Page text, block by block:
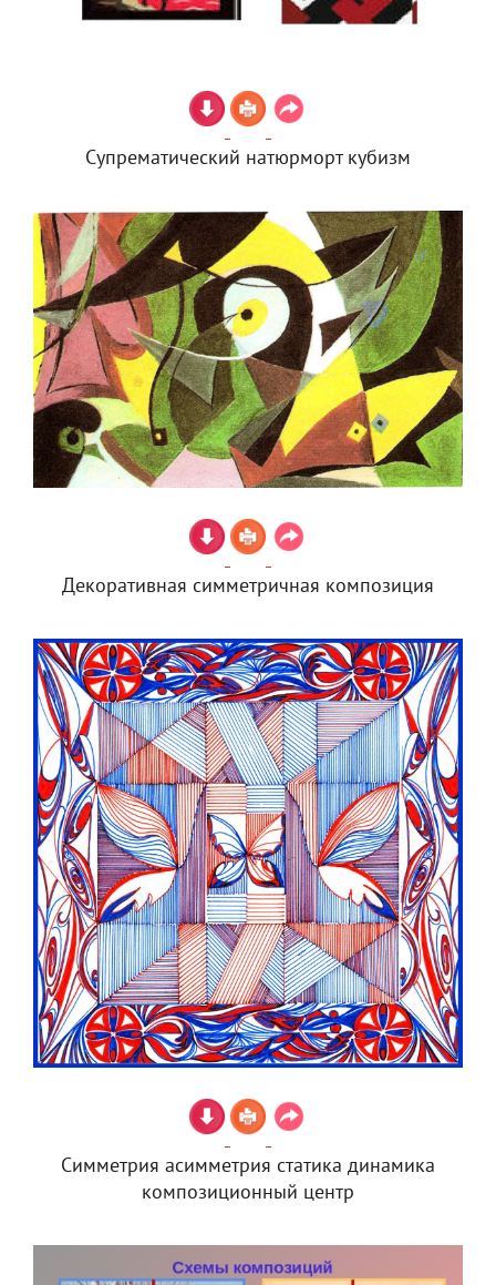
Супрематический натюрморт кубизм
Декоративная симметричная композиция
Симметрия асимметрия статика динамика
композиционный центр